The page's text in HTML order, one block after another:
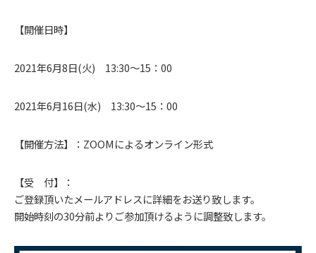
【開催日時】
2021年6月8日(火) 13:30～15：00
2021年6月16日(水) 13:30～15：00
【開催方法】：ZOOMによるオンライン形式
【受 付】：
ご登録頂いたメールアドレスに詳細をお送り致します。
開始時刻の30分前よりご参加頂けるように調整致します。